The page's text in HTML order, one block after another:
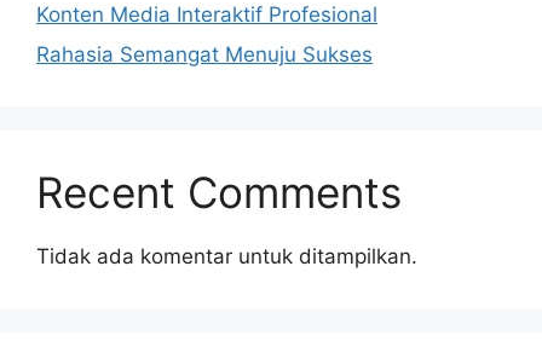
Konten Media Interaktif Profesional
Rahasia Semangat Menuju Sukses
Recent Comments
Tidak ada komentar untuk ditampilkan.